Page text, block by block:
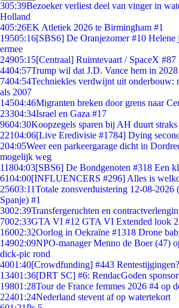
305:39Bezoeker verliest deel van vinger in
Holland
405:26EK Atletiek 2026 te Birmingham #1
19505:16[SBS6] De Oranjezomer #10 Helene
ermee
24905:15[Centraal] Ruimtevaart / SpaceX #87
4404:57Trump wil dat J.D. Vance hem in
7404:54Techniekles verdwijnt uit onderbouw:
als 2007
14504:46Migranten breken door grens naar
23304:34Israel en Gaza #17
9604:30Koopzegels sparen bij AH duurt
22104:06[Live Eredivisie #1784] Dying
204:05Weer een parkeergarage dicht in
mogelijk weg
11804:03[SBS6] De Bondgenoten #318 Een
6104:00[INFLUENCERS #296] Alles is
25603:11Totale zonsverduistering 12-08-2026
Spanje) #1
3002:39Transfergeruchten en
7002:33GTA VI #12 GTA VI Extended look
16002:32Oorlog in Oekraïne #1318 Drone
14902:09NPO-manager Menno de Boer (47)
dick-pic rond
4001:40[Crowdfunding] #443 Rentestijgingen?
13401:36[DRT SC] #6: RendacGoden
19801:28Tour de France femmes 2026 #4 op
22401:24Nederland stevent af op watertekort